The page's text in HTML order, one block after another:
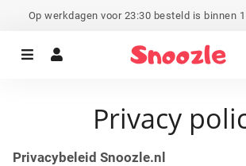
Op werkdagen voor 23:30 besteld is binnen
Menu Aanmelden
Privacy
Privacybeleid Snoozle.nl